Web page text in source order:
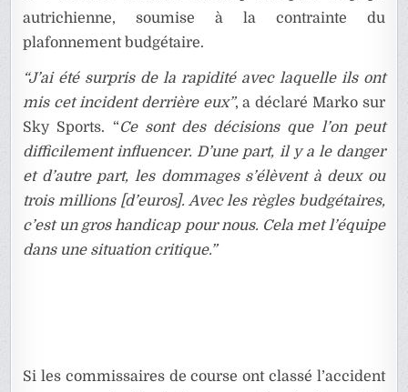
autrichienne, soumise à la contrainte du
plafonnement budgétaire.
“J’ai été surpris de la rapidité avec laquelle ils ont
mis cet incident derrière eux”, a déclaré Marko sur
Sky Sports. “Ce sont des décisions que l’on peut
difficilement influencer. D’une part, il y a le danger
et d’autre part, les dommages s’élèvent à deux ou
trois millions [d’euros]. Avec les règles budgétaires,
c’est un gros handicap pour nous. Cela met l’équipe
dans une situation critique.”
Si les commissaires de course ont classé l’accident